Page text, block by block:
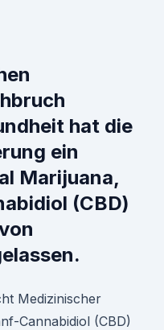
hat die
ein
Marijuana,
(CBD)
Medizinischer
Cannabidiol (CBD)